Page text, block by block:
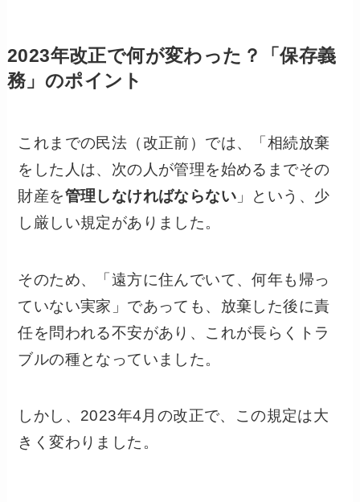
2023年改正で何が変わった？「保存義
務」のポイント
これまでの民法（改正前）では、「相続放棄
をした人は、次の人が管理を始めるまでその
財産を管理しなければならない 」という、少
し厳しい規定がありました。
そのため、「遠方に住んでいて、何年も帰っ
ていない実家」であっても、放棄した後に責
任を問われる不安があり、これが長らくトラ
ブルの種となっていました。
しかし、2023年4月の改正で、この規定は大
きく変わりました。